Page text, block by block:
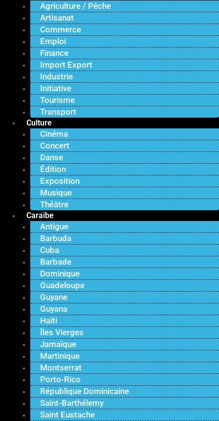
Agriculture / Pêche
Artisanat
Commerce
Emploi
Finance
Import Export
Industrie
Initiative
Tourisme
Transport
Culture
Cinéma
Concert
Danse
Édition
Exposition
Musique
Théâtre
Caraïbe
Antigue
Barbuda
Cuba
Barbade
Dominique
Guadeloupe
Guyane
Guyana
Haïti
Îles Vierges
Jamaïque
Martinique
Montserrat
Porto-Rico
République Dominicaine
Saint-Barthélemy
Saint Eustache